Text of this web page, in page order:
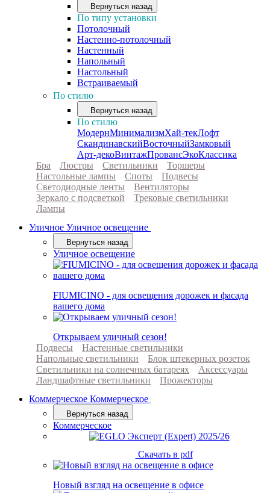
Вернуться назад
По типу установки
Потолочный
Настенно-потолочный
Настенный
Напольный
Настольный
Встраиваемый
По стилю
Вернуться назад
По стилю
МодернМинимализмХай-текЛофт
СкандинавскийВосточныйЗамковый
Арт-декоВинтажПровансЭкоКлассика
Бра
Люстры Светильники
Торшеры
Настольные лампы
Споты
Подвесы
Светодиодные ленты
Вентиляторы
Зеркало с подсветкой
Трековые светильники
Лампы
Уличное Уличное освещение
Вернуться назад
Уличное освещение
FIUMICINO - для освещения дорожек и фасада
вашего дома
Открываем уличный сезон!
Подвесы
Настенные светильники
Напольные светильники
Блок штекерных розеток
Светильники на солнечных батареях
Аксессуары
Ландшафтные светильники
Прожекторы
Коммерческое Коммерческое
Вернуться назад
Коммерческое
Скачать в pdf
Новый взгляд на освещение в офисе